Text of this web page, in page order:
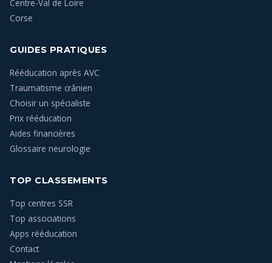
Centre-Val de Loire
Corse
GUIDES PRATIQUES
Rééducation après AVC
Traumatisme crânien
Choisir un spécialiste
Prix rééducation
Aides financières
Glossaire neurologie
TOP CLASSEMENTS
Top centres SSR
Top associations
Apps rééducation
Contact